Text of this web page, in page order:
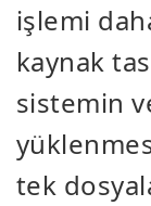
işlemi
kaynak
sistemin
tek